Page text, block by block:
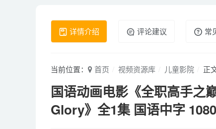
详情介绍 评论建议 常
当前位置： 首页 视频资源库 儿童影院 正
国语动画电影《全职高手之
Glory》全1集 国语中字